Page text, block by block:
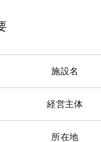
施設名
経営主体
所在地